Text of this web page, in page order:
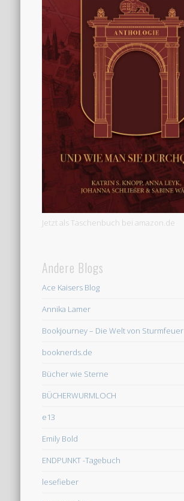
Jetzt als Taschenbuch bei amazon.de
Andere Blogs
Ace Kaisers Blog
Annika Lamer
Bookjourney – Die Welt von Sturmfeuer
booknerds.de
Bücher wie Sterne
BÜCHERWURMLOCH
e13
Emily Bold
ENDPUNKT -Tagebuch
lesefieber